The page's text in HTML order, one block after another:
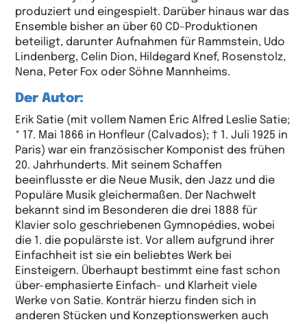
produziert und eingespielt. Darüber hinaus war das
Ensemble bisher an über 60 CD-Produktionen
beteiligt, darunter Aufnahmen für Rammstein, Udo
Lindenberg, Celin Dion, Hildegard Knef, Rosenstolz,
Nena, Peter Fox oder Söhne Mannheims.
Der Autor:
Erik Satie (mit vollem Namen Éric Alfred Leslie Satie;
* 17. Mai 1866 in Honfleur (Calvados); † 1. Juli 1925 in
Paris) war ein französischer Komponist des frühen
20. Jahrhunderts. Mit seinem Schaffen
beeinflusste er die Neue Musik, den Jazz und die
Populäre Musik gleichermaßen. Der Nachwelt
bekannt sind im Besonderen die drei 1888 für
Klavier solo geschriebenen Gymnopédies, wobei
die 1. die populärste ist. Vor allem aufgrund ihrer
Einfachheit ist sie ein beliebtes Werk bei
Einsteigern. Überhaupt bestimmt eine fast schon
über-emphasierte Einfach- und Klarheit viele
Werke von Satie. Konträr hierzu finden sich in
anderen Stücken und Konzeptionswerken auch